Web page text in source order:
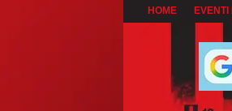
HOME EVENTI